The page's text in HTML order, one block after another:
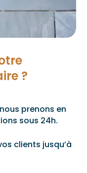
?
prenons en
sous 24h.
clients jusqu’à